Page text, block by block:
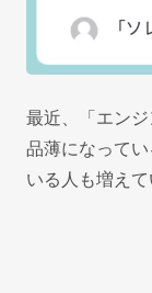
最近、「エン
品薄になって
いる人も増えて